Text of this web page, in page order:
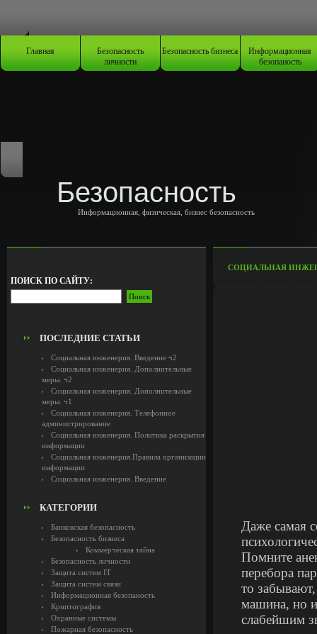
Главная Безопасность
личности
Безопасность бизнеса Информационная
безопаность
Безопасность
Информационная, физическая, бизнес безопасность
ПОИСК ПО САЙТУ:
ПОСЛЕДНИЕ СТАТЬИ
Социальная инженерия. Введение ч2
Социальная инженерия. Дополнительные
меры. ч2
Социальная инженерия. Дополнительные
меры. ч1
Социальная инженерия. Телефонное
администрирование
Социальная инженерия. Политика раскрытия
информации
Социальная инженерия.Правила организации
информации
Социальная инженерия. Введение
КАТЕГОРИИ
Банковская безопасность
Безопасность бизнеса
Коммерческая тайна
Безопасность личности
Защита систем IT
Защита систем связи
Информационная безопаность
Криптография
Охранные системы
Пожарная безопасность
СОЦИАЛЬНАЯ
Даже самая
Помните
перебора
то
машина, но и
слабейшим